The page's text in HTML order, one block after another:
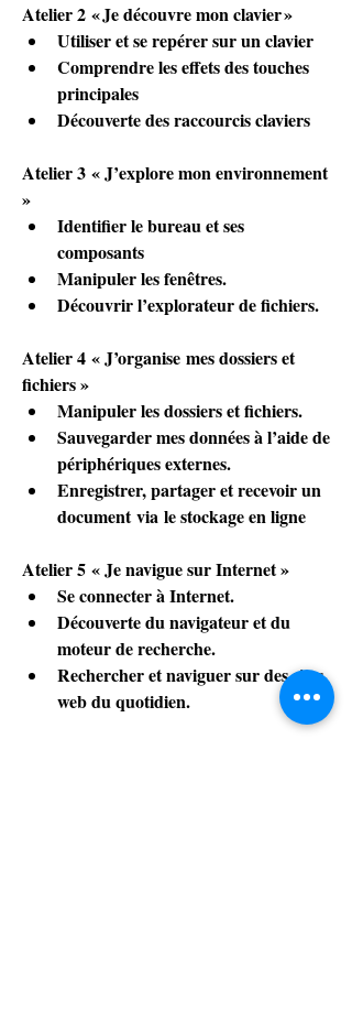
Atelier 2 « Je découvre mon clavier »
Utiliser et se repérer sur un clavier
Comprendre les effets des touches
principales
Découverte des raccourcis claviers
Atelier 3 « J’explore mon environnement
»
Identifier le bureau et ses
composants
Manipuler les fenêtres.
Découvrir l’explorateur de fichiers.
Atelier 4 « J’organise mes dossiers et
fichiers »
Manipuler les dossiers et fichiers.
Sauvegarder mes données à l’aide de
périphériques externes.
Enregistrer, partager et recevoir un
document via le stockage en ligne
Atelier 5 « Je navigue sur Internet »
Se connecter à Internet.
Découverte du navigateur et du
moteur de recherche.
Rechercher et naviguer sur des sites
web du quotidien.